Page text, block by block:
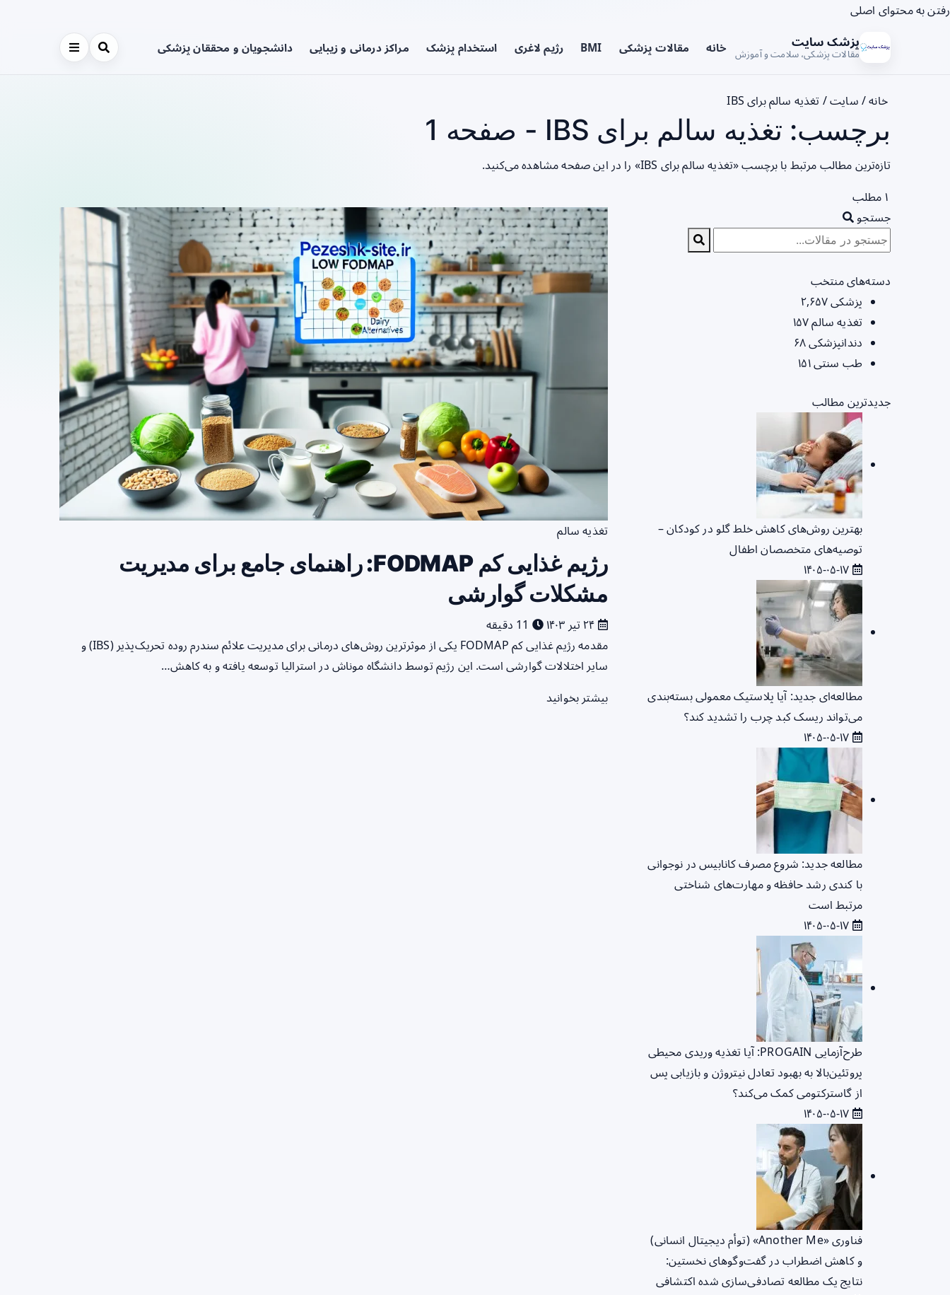
رفتن به محتوای اصلی
پزشک سایت
مقالات پزشکی، سلامت و آموزش خانه مقالات پزشکی BMI رژیم لاغری استخدام پزشک مراکز درمانی و زیبایی دانشجویان و محققان پزشکی
خانه/ سایت/ تغذیه سالم برای IBS
برچسب: تغذیه سالم برای IBS - صفحه 1
تازه‌ترین مطالب مرتبط با برچسب «تغذیه سالم برای IBS» را در این صفحه مشاهده می‌کنید.
۱ مطلب
تغذیه سالم
رژیم غذایی کم FODMAP: راهنمای جامع برای مدیریت
مشکلات گوارشی
مقدمه رژیم غذایی کم FODMAP یکی از موثرترین روش‌های درمانی برای مدیریت علائم سندرم روده تحریک‌پذیر (IBS) و
سایر اختلالات گوارشی است. این رژیم توسط دانشگاه موناش در استرالیا توسعه یافته و به کاهش…
بیشتر بخوانید
جستجو
دسته‌های منتخب
پزشکی۲,۶۵۷
تغذیه سالم۱۵۷
دندانپزشکی۶۸
طب سنتی۱۵۱
جدیدترین مطالب
بهترین روش‌های کاهش خلط گلو در کودکان –
توصیه‌های متخصصان اطفال
مطالعه‌ای جدید: آیا پلاستیک معمولی بسته‌بندی
می‌تواند ریسک کبد چرب را تشدید کند؟
مطالعه جدید: شروع مصرف کانابیس در نوجوانی
با کندی رشد حافظه و مهارت‌های شناختی
مرتبط است
طرح‌آزمایی PROGAIN: آیا تغذیه وریدی محیطی
پروتئین‌بالا به بهبود تعادل نیتروژن و بازیابی پس
از گاسترکتومی کمک می‌کند؟
فناوری «Another Me» (توأم دیجیتال انسانی)
و کاهش اضطراب در گفت‌وگوهای نخستین:
نتایج یک مطالعه تصادفی‌سازی شده اکتشافی